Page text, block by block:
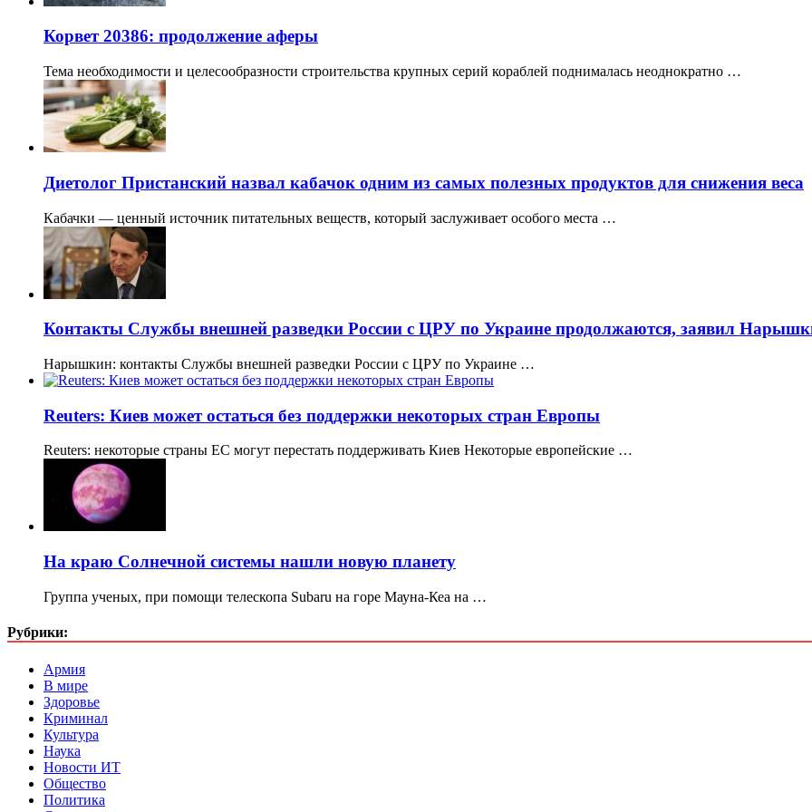
Корвет 20386: продолжение аферы
Тема необходимости и целесообразности строительства крупных серий кораблей поднималась неоднократно …
Диетолог Пристанский назвал кабачок одним из самых полезных продуктов для снижения веса
Кабачки — ценный источник питательных веществ, который заслуживает особого места …
Контакты Службы внешней разведки России с ЦРУ по Украине продолжаются, заявил
Нарышкин: контакты Службы внешней разведки России с ЦРУ по Украине …
Reuters: Киев может остаться без поддержки некоторых стран Европы
Reuters: некоторые страны ЕС могут перестать поддерживать Киев Некоторые европейские …
На краю Солнечной системы нашли новую планету
Группа ученых, при помощи телескопа Subaru на горе Мауна-Кеа на …
Рубрики:
Армия
В мире
Здоровье
Криминал
Культура
Наука
Новости ИТ
Общество
Политика